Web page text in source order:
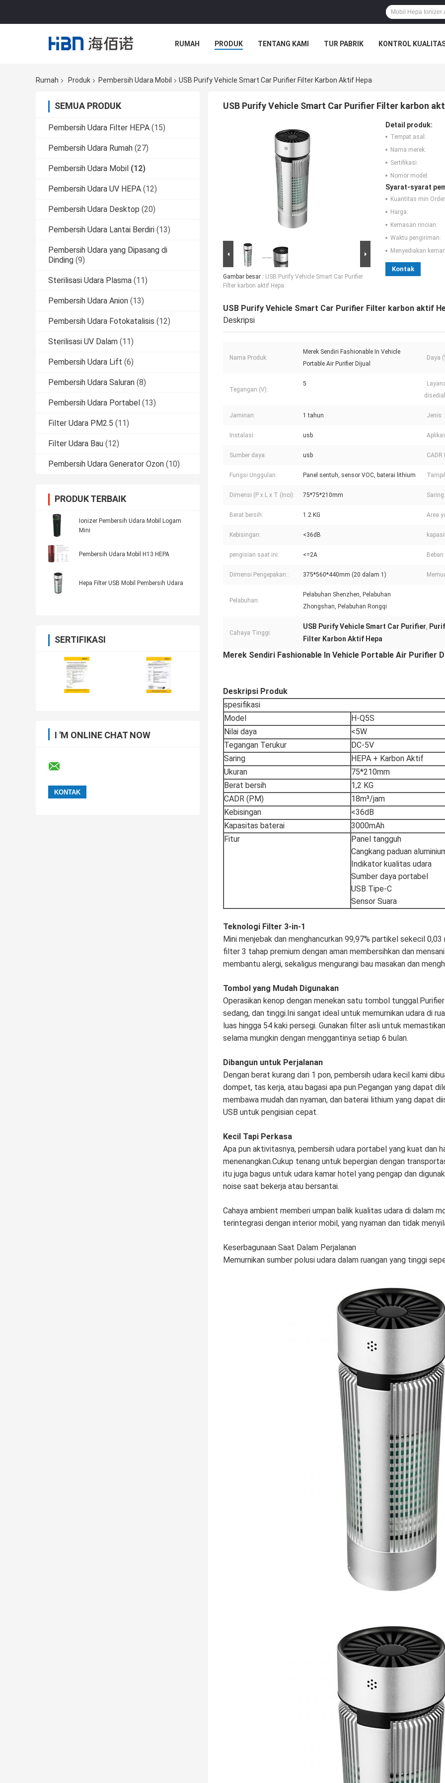
RUMAH PRODUK TENTANG KAMI TUR PABRIK KONTROL
Rumah Produk Pembersih Udara Mobil USB Purify Vehicle Smart Car Purifier Filter Karbon Aktif Hepa
SEMUA PRODUK
Pembersih Udara Filter HEPA (15)
Pembersih Udara Rumah (27)
Pembersih Udara Mobil (12)
Pembersih Udara UV HEPA (12)
Pembersih Udara Desktop (20)
Pembersih Udara Lantai Berdiri (13)
Pembersih Udara yang Dipasang di
Dinding (9)
Sterilisasi Udara Plasma (11)
Pembersih Udara Anion (13)
Pembersih Udara Fotokatalisis (12)
Sterilisasi UV Dalam (11)
Pembersih Udara Lift (6)
Pembersih Udara Saluran (8)
Pembersih Udara Portabel (13)
Filter Udara PM2.5 (11)
Filter Udara Bau (12)
Pembersih Udara Generator Ozon (10)
PRODUK TERBAIK
Ionizer Pembersih Udara Mobil Logam
Mini
Pembersih Udara Mobil H13 HEPA
Hepa Filter USB Mobil Pembersih Udara
SERTIFIKASI
I 'M ONLINE CHAT NOW
USB Purify Vehicle Smart Car Purifier Filter karbon
Gambar besar : USB Purify Vehicle Smart Car Purifier
Filter karbon aktif Hepa
Detail produk:
Tempat asal:
Nama merek:
Sertifikasi:
Nomor model:
Syarat-syarat
Kuantitas min
Harga:
Kemasan rincian:
Waktu pengiriman:
Menyediakan
Kontak
USB Purify Vehicle Smart Car Purifier Filter karbon aktif
Deskripsi
Nama Produk:
Merek Sendiri Fashionable In Vehicle
Portable Air Purifier Dijual
Daya
Tegangan (V):
5
Jaminan: 1 tahun Jenis:
Instalasi: usb
Sumber daya: usb CADR
Fungsi Unggulan: Panel sentuh, sensor VOC, baterai lithium
Dimensi (P x L x T (Inci): 75*75*210mm Saring:
Berat bersih: 1.2 KG Area
Kebisingan: <36dB
pengisian saat ini: <=2A
Dimensi Pengepakan:: 375*560*440mm (20 dalam 1)
Pelabuhan:
Pelabuhan Shenzhen, Pelabuhan
Zhongshan, Pelabuhan Rongqi
Cahaya Tinggi:
USB Purify Vehicle Smart Car Purifier,
Filter Karbon Aktif Hepa
Merek Sendiri Fashionable In Vehicle Portable Air Purifier
Deskripsi Produk
spesifikasi
Model
H-Q5S
Nilai daya
<5W
Tegangan Terukur
DC-5V
Saring
HEPA + Karbon Aktif
Ukuran
75*210mm
Berat bersih
1,2 KG
CADR (PM)
18m³/jam
Kebisingan
<36dB
Kapasitas baterai
3000mAh
Fitur
Panel tangguh
Cangkang paduan
Indikator kualitas udara
Sumber daya portabel
USB Tipe-C
Sensor Suara
Teknologi Filter 3-in-1
Mini menjebak dan menghancurkan 99,97% partikel sekecil
filter 3 tahap premium dengan aman membersihkan dan
membantu alergi, sekaligus mengurangi bau masakan dan
Tombol yang Mudah Digunakan
Operasikan kenop dengan menekan satu tombol
sedang, dan tinggi.Ini sangat ideal untuk memurnikan udara di
luas hingga 54 kaki persegi. Gunakan filter asli untuk
selama mungkin dengan menggantinya setiap 6 bulan.
Dibangun untuk Perjalanan
Dengan berat kurang dari 1 pon, pembersih udara kecil kami
dompet, tas kerja, atau bagasi apa pun.Pegangan yang dapat
membawa mudah dan nyaman, dan baterai lithium yang dapat
USB untuk pengisian cepat.
Kecil Tapi Perkasa
Apa pun aktivitasnya, pembersih udara portabel yang kuat dan
menenangkan.Cukup tenang untuk bepergian dengan
itu juga bagus untuk udara kamar hotel yang pengap dan
noise saat bekerja atau bersantai.
Cahaya ambient memberi umpan balik kualitas udara di dalam
terintegrasi dengan interior mobil, yang nyaman dan tidak
Keserbagunaan Saat Dalam Perjalanan
Memurnikan sumber polusi udara dalam ruangan yang tinggi